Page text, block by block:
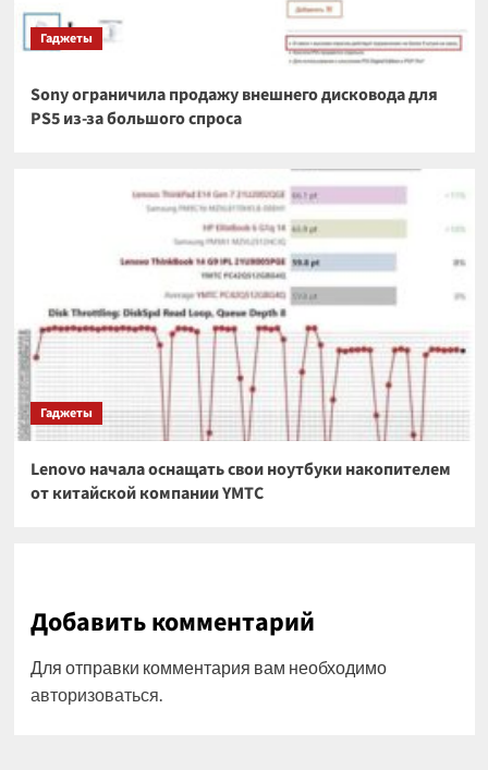
Гаджеты
Sony ограничила продажу внешнего дисковода для
PS5 из-за большого спроса
Гаджеты
Lenovo начала оснащать свои ноутбуки накопителем
от китайской компании YMTC
Добавить комментарий
Для отправки комментария вам необходимо
авторизоваться.